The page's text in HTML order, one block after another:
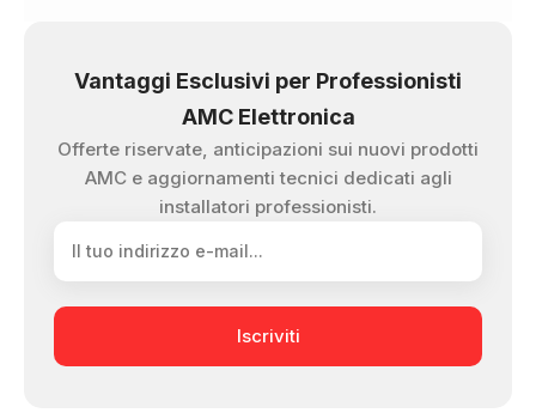
Vantaggi Esclusivi per Professionisti
AMC Elettronica
Offerte riservate, anticipazioni sui nuovi prodotti
AMC e aggiornamenti tecnici dedicati agli
installatori professionisti.
Iscriviti